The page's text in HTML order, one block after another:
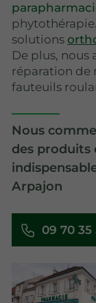
solutions
De plus, nous
réparation de
fauteuils
Nous
des produits
Arpajon
09 70 35